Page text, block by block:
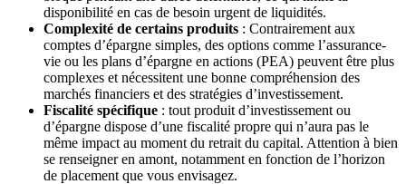
disponibilité en cas de besoin urgent de liquidités.
Complexité de certains produits : Contrairement aux
comptes d’épargne simples, des options comme l’assurance-
vie ou les plans d’épargne en actions (PEA) peuvent être plus
complexes et nécessitent une bonne compréhension des
marchés financiers et des stratégies d’investissement.
Fiscalité spécifique : tout produit d’investissement ou
d’épargne dispose d’une fiscalité propre qui n’aura pas le
même impact au moment du retrait du capital. Attention à bien
se renseigner en amont, notamment en fonction de l’horizon
de placement que vous envisagez.